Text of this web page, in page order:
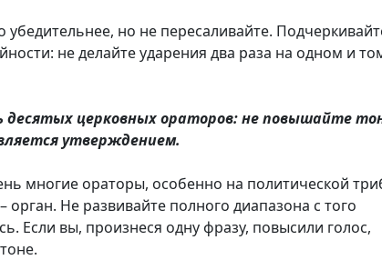
убедительнее, но не пересаливайте.
не делайте ударения два раза на одном и
церковных ораторов: не повышайте
утверждением.
многие ораторы, особенно на политической
Не развивайте полного диапазона с того
Если вы, произнеся одну фразу, повысили голос,